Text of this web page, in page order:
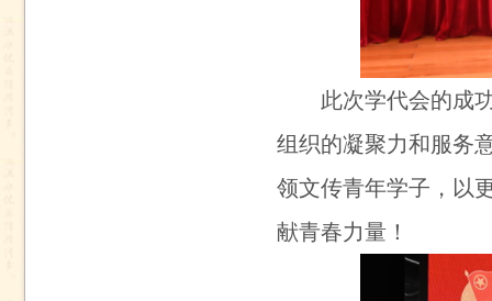
此次学代会的成
组织的凝聚力和服务
领文传青年学子，以
献青春力量！